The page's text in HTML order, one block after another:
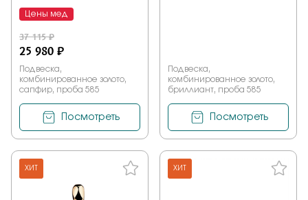
Цены мед
37 115 ₽
25 980 ₽
Подвеска,
комбинированное золото,
сапфир, проба 585
Посмотреть
Подвеска,
комбинированное золото,
бриллиант, проба 585
Посмотреть
ХИТ ХИТ